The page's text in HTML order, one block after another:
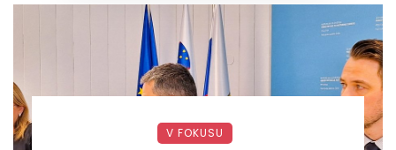
V FOKUSU